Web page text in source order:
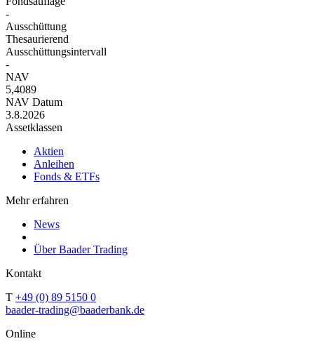
-
Ausschüttung
Thesaurierend
Ausschüttungsintervall
-
NAV
5,4089
NAV Datum
3.8.2026
Assetklassen
Aktien
Anleihen
Fonds & ETFs
Mehr erfahren
News
Über Baader Trading
Kontakt
T +49 (0) 89 5150 0
baader-trading@baaderbank.de
Online